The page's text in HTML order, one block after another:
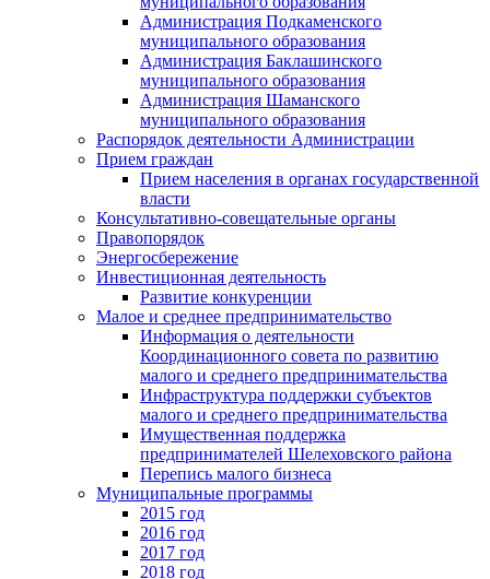
Администрация Подкаменского
муниципального образования
Администрация Баклашинского
муниципального образования
Администрация Шаманского
муниципального образования
Распорядок деятельности Администрации
Прием граждан
Прием населения в органах государственной
власти
Консультативно-совещательные органы
Правопорядок
Энергосбережение
Инвестиционная деятельность
Развитие конкуренции
Малое и среднее предпринимательство
Информация о деятельности
Координационного совета по развитию
малого и среднего предпринимательства
Инфраструктура поддержки субъектов
малого и среднего предпринимательства
Имущественная поддержка
предпринимателей Шелеховского района
Перепись малого бизнеса
Муниципальные программы
2015 год
2016 год
2017 год
2018 год